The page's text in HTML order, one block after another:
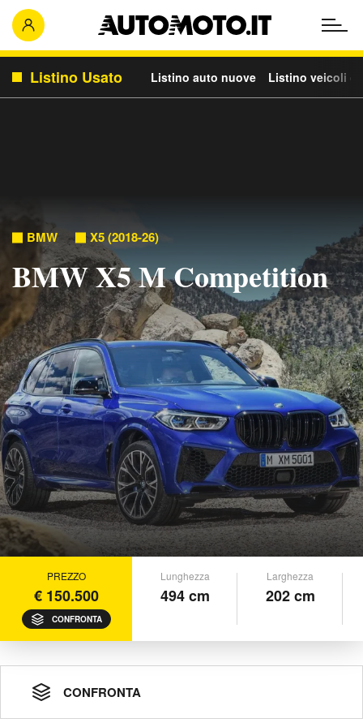
Listino Usato Listino auto nuove Listino veicoli
BMW X5 (2018-26)
BMW X5 M Competition
PREZZO
€ 150.500
CONFRONTA
Lunghezza
494 cm
Larghezza
202 cm
CONFRONTA